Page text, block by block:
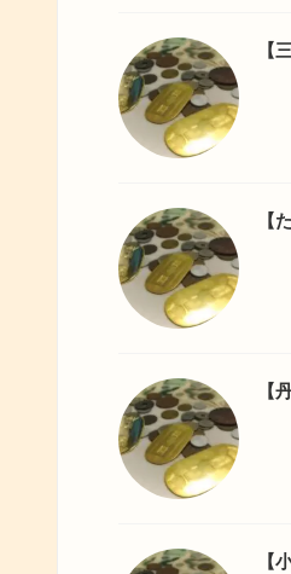
【
【
【
【